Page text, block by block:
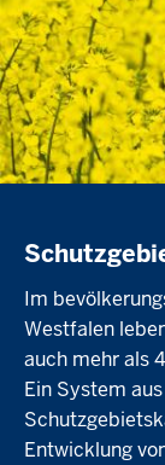
Im
Westfalen
auch mehr als
Ein System
Entwicklung